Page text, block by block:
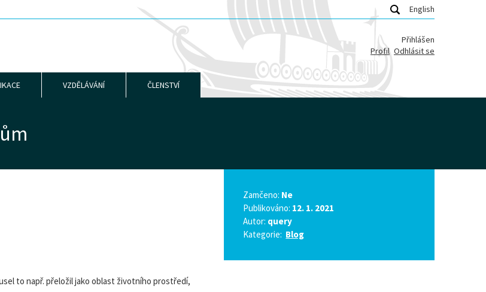
English
Přihlášen
Profil Odhlásit se
VZDĚLÁVÁNÍ ČLENSTVÍ
to např. přeložil jako oblast životního prostředí,
Zamčeno: Ne
Publikováno: 12. 1. 2021
Autor: query
Kategorie: Blog